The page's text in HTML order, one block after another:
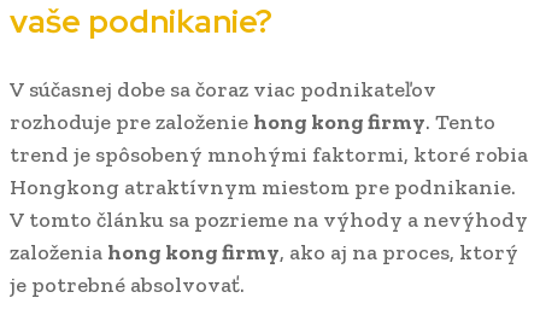
vaše podnikanie?
V súčasnej dobe sa čoraz viac podnikateľov
rozhoduje pre založenie hong kong firmy. Tento
trend je spôsobený mnohými faktormi, ktoré robia
Hongkong atraktívnym miestom pre podnikanie.
V tomto článku sa pozrieme na výhody a nevýhody
založenia hong kong firmy, ako aj na proces, ktorý
je potrebné absolvovať.